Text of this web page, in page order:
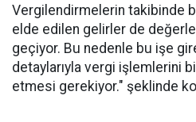
Vergilendirmelerin takibinde
elde edilen gelirler de
geçiyor. Bu nedenle bu işe
detaylarıyla vergi işlemlerini
etmesi gerekiyor." şeklinde